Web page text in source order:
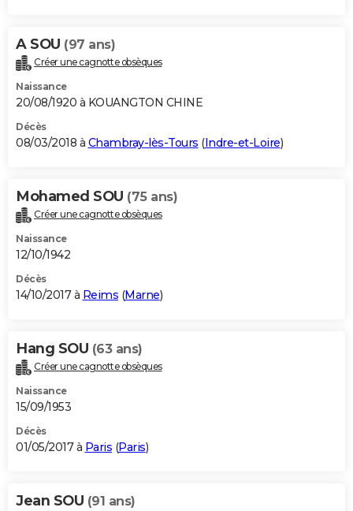
A SOU (97 ans)
Créer une cagnotte obsèques
Naissance
20/08/1920 à KOUANGTON CHINE
Décès
08/03/2018 à Chambray-lès-Tours (Indre-et-Loire)
Mohamed SOU (75 ans)
Créer une cagnotte obsèques
Naissance
12/10/1942
Décès
14/10/2017 à Reims (Marne)
Hang SOU (63 ans)
Créer une cagnotte obsèques
Naissance
15/09/1953
Décès
01/05/2017 à Paris (Paris)
Jean SOU (91 ans)